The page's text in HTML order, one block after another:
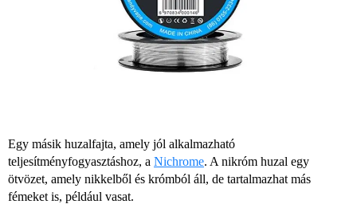
Egy másik huzalfajta, amely jól alkalmazható
teljesítményfogyasztáshoz, a Nichrome. A nikróm huzal egy
ötvözet, amely nikkelből és krómból áll, de tartalmazhat más
fémeket is, például vasat.